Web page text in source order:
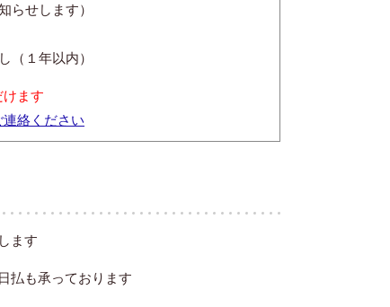
らせします）
（１年以内）
ます
絡ください
ます
払も承っております